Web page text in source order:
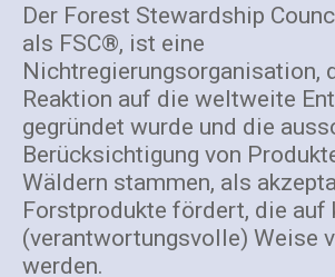
Der Forest Stewardship
als FSC®, ist eine
Nichtregierungsorganisation,
Reaktion auf die weltweite
gegründet wurde und die
Berücksichtigung von
Wäldern stammen, als
Forstprodukte fördert, die auf
(verantwortungsvolle) Weise
werden.